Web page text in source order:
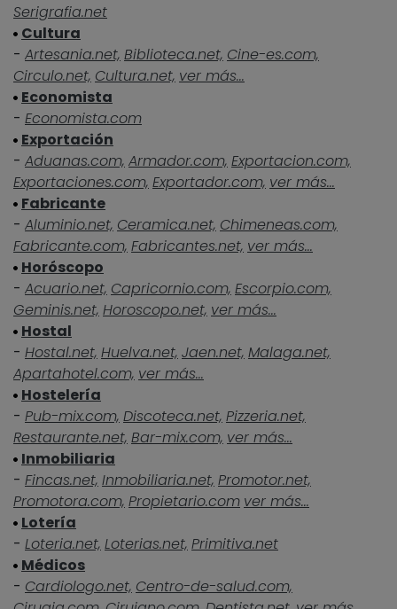
Serigrafia.net
Cultura
- Artesania.net, Biblioteca.net, Cine-es.com,
Circulo.net, Cultura.net, ver más...
Economista
- Economista.com
Exportación
- Aduanas.com, Armador.com, Exportacion.com,
Exportaciones.com, Exportador.com, ver más...
Fabricante
- Aluminio.net, Ceramica.net, Chimeneas.com,
Fabricante.com, Fabricantes.net, ver más...
Horóscopo
- Acuario.net, Capricornio.com, Escorpio.com,
Geminis.net, Horoscopo.net, ver más...
Hostal
- Hostal.net, Huelva.net, Jaen.net, Malaga.net,
Apartahotel.com, ver más...
Hostelería
- Pub-mix.com, Discoteca.net, Pizzeria.net,
Restaurante.net, Bar-mix.com, ver más...
Inmobiliaria
- Fincas.net, Inmobiliaria.net, Promotor.net,
Promotora.com, Propietario.com ver más...
Lotería
- Loteria.net, Loterias.net, Primitiva.net
Médicos
- Cardiologo.net, Centro-de-salud.com,